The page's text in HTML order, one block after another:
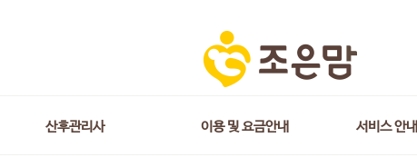
산후관리사 이용 및 요금안내 서비스 안내